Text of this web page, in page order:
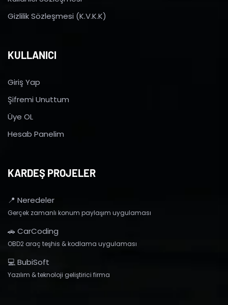
Gizlilik Sözleşmesi (K.V.K.K)
KULLANICI
Giriş Yap
Şifremi Unuttum
Üye OL
Hesab Panelim
KARDEŞ PROJELER
📍 Neredeler
Gerçek zamanlı konum paylaşım uygulaması
🚗 CarCoding
OBD2 araç teşhis & kodlama uygulaması
💻 BubiSoft
Yazılım & teknoloji geliştirici firma